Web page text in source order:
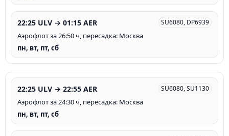
22:25 ULV → 01:15 AER SU6080, DP6939
Аэрофлот за 26:50 ч, пересадка: Москва
пн, вт, пт, сб
22:25 ULV → 22:55 AER SU6080, SU1130
Аэрофлот за 24:30 ч, пересадка: Москва
пн, вт, пт, сб